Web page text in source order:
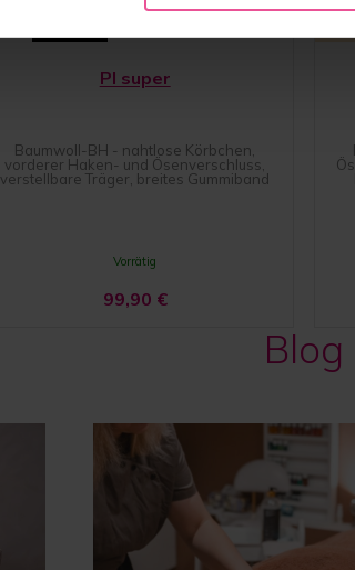
PI super
Baumwoll-BH - nahtlose Körbchen,
vorderer Haken- und Ösenverschluss,
verstellbare Träger, breites Gummiband
Vorrätig
99,90 €
Blog